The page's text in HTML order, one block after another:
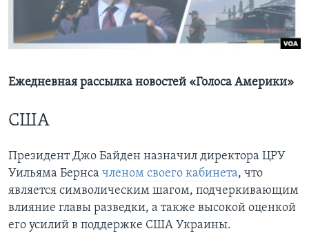
Learning English
Языки
Ежедневная рассылка новостей «Голоса Америки»
США
Президент Джо Байден назначил директора ЦРУ
Уильяма Бернса членом своего кабинета, что
является символическим шагом, подчеркивающим
влияние главы разведки, а также высокой оценкой
его усилий в поддержке США Украины.